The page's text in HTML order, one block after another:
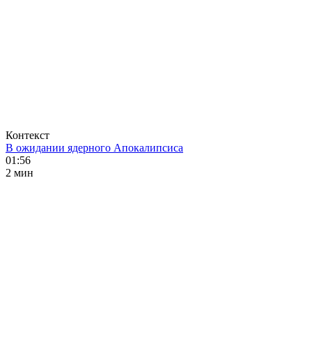
Контекст
В ожидании ядерного Апокалипсиса
01:56
2 мин